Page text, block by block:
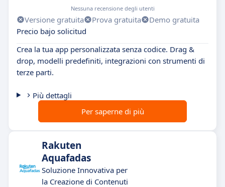
Nessuna recensione degli utenti
Versione gratuita Prova gratuita
Demo gratuita
Precio bajo solicitud
Crea la tua app personalizzata senza codice. Drag &
drop, modelli predefiniti, integrazioni con strumenti di
terze parti.
Più dettagli
Per saperne di più
Rakuten
Aquafadas
Soluzione Innovativa per
la Creazione di Contenuti